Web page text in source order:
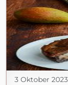
3 Oktober 2023